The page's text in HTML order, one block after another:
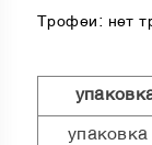
Трофеи: нет
упаковка